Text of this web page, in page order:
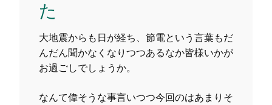
た
大地震からも日が経ち、節電という言葉もだ
んだん聞かなくなりつつあるなか皆様いかが
お過ごしでしょうか。
なんて偉そうな事言いつつ今回のはあまりそ